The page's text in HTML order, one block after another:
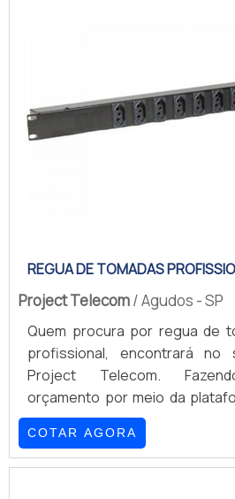
REGUA DE TOMADAS
Project Telecom/ Agudos - SP
Quem procura por regua de
profissional, encontrará no
Project Telecom.
orçamento por meio da
divulgação das indústrias e
maior referência no mercado
próprio segmento. Quando o
COTAR AGORA